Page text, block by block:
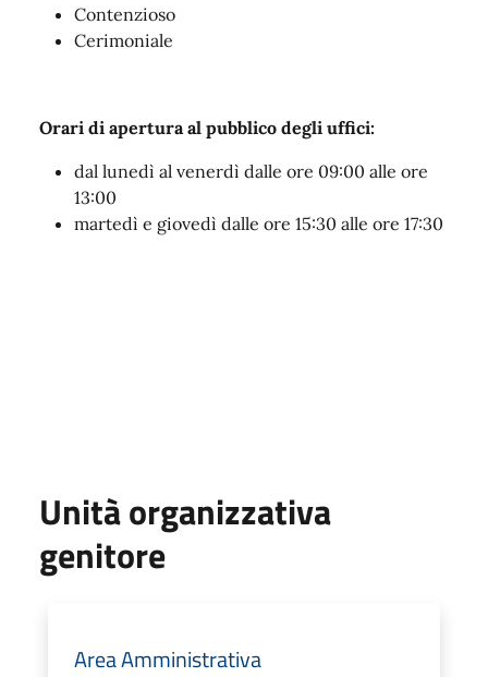
Contenzioso
Cerimoniale
Orari di apertura al pubblico degli uffici:
dal lunedì al venerdì dalle ore 09:00 alle ore
13:00
martedì e giovedì dalle ore 15:30 alle ore 17:30
Unità organizzativa
genitore
Area Amministrativa